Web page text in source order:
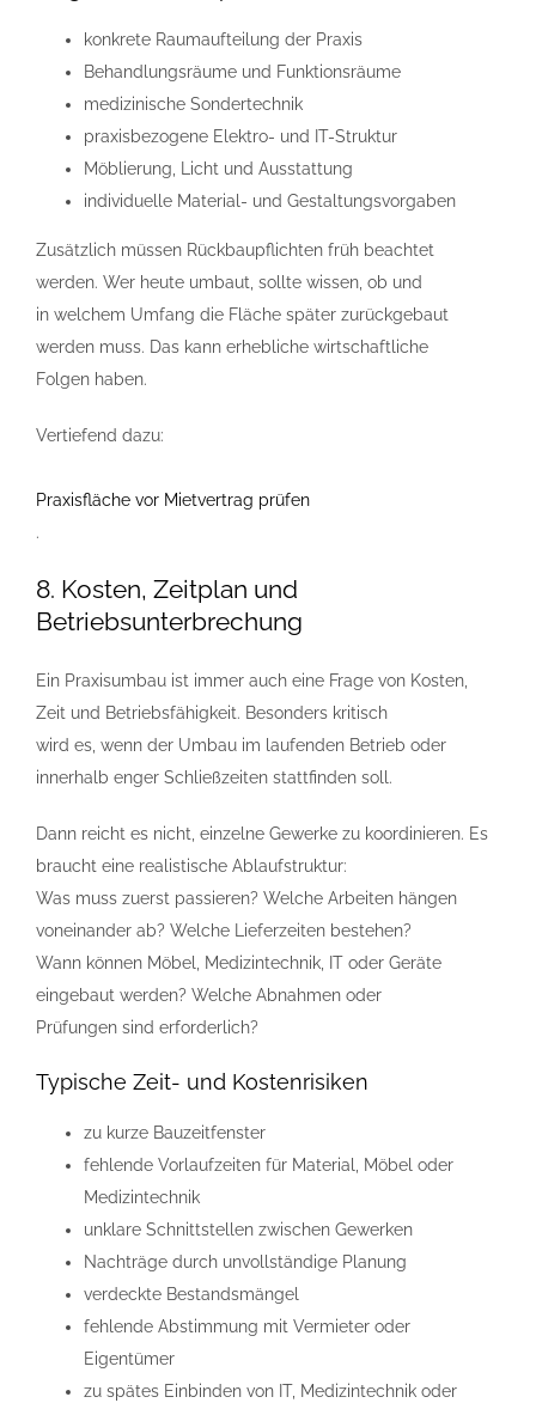
konkrete Raumaufteilung der Praxis
Behandlungsräume und Funktionsräume
medizinische Sondertechnik
praxisbezogene Elektro- und IT-Struktur
Möblierung, Licht und Ausstattung
individuelle Material- und Gestaltungsvorgaben
Zusätzlich müssen Rückbaupflichten früh beachtet
werden. Wer heute umbaut, sollte wissen, ob und
in welchem Umfang die Fläche später zurückgebaut
werden muss. Das kann erhebliche wirtschaftliche
Folgen haben.
Vertiefend dazu:
Praxisfläche vor Mietvertrag prüfen
.
8. Kosten, Zeitplan und
Betriebsunterbrechung
Ein Praxisumbau ist immer auch eine Frage von Kosten,
Zeit und Betriebsfähigkeit. Besonders kritisch
wird es, wenn der Umbau im laufenden Betrieb oder
innerhalb enger Schließzeiten stattfinden soll.
Dann reicht es nicht, einzelne Gewerke zu koordinieren. Es
braucht eine realistische Ablaufstruktur:
Was muss zuerst passieren? Welche Arbeiten hängen
voneinander ab? Welche Lieferzeiten bestehen?
Wann können Möbel, Medizintechnik, IT oder Geräte
eingebaut werden? Welche Abnahmen oder
Prüfungen sind erforderlich?
Typische Zeit- und Kostenrisiken
zu kurze Bauzeitfenster
fehlende Vorlaufzeiten für Material, Möbel oder
Medizintechnik
unklare Schnittstellen zwischen Gewerken
Nachträge durch unvollständige Planung
verdeckte Bestandsmängel
fehlende Abstimmung mit Vermieter oder
Eigentümer
zu spätes Einbinden von IT, Medizintechnik oder